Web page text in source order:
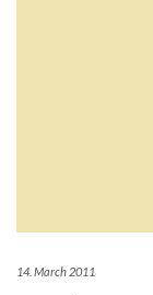
14. March 2011